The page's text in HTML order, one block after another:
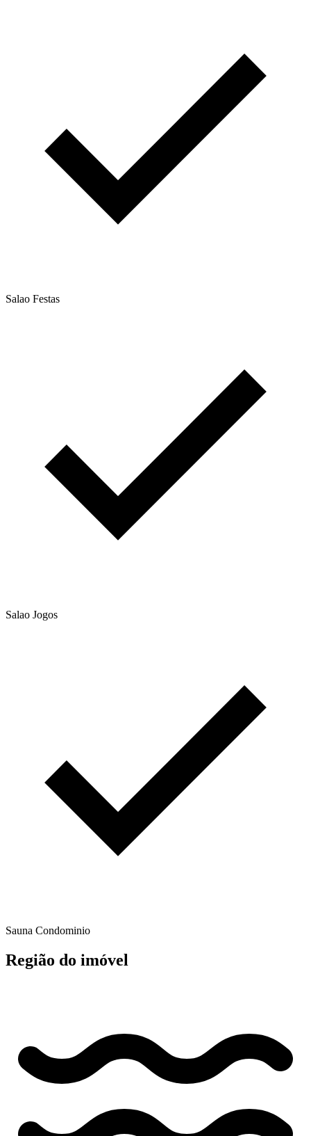
Salao Festas
Salao Jogos
Sauna Condominio
Região do imóvel